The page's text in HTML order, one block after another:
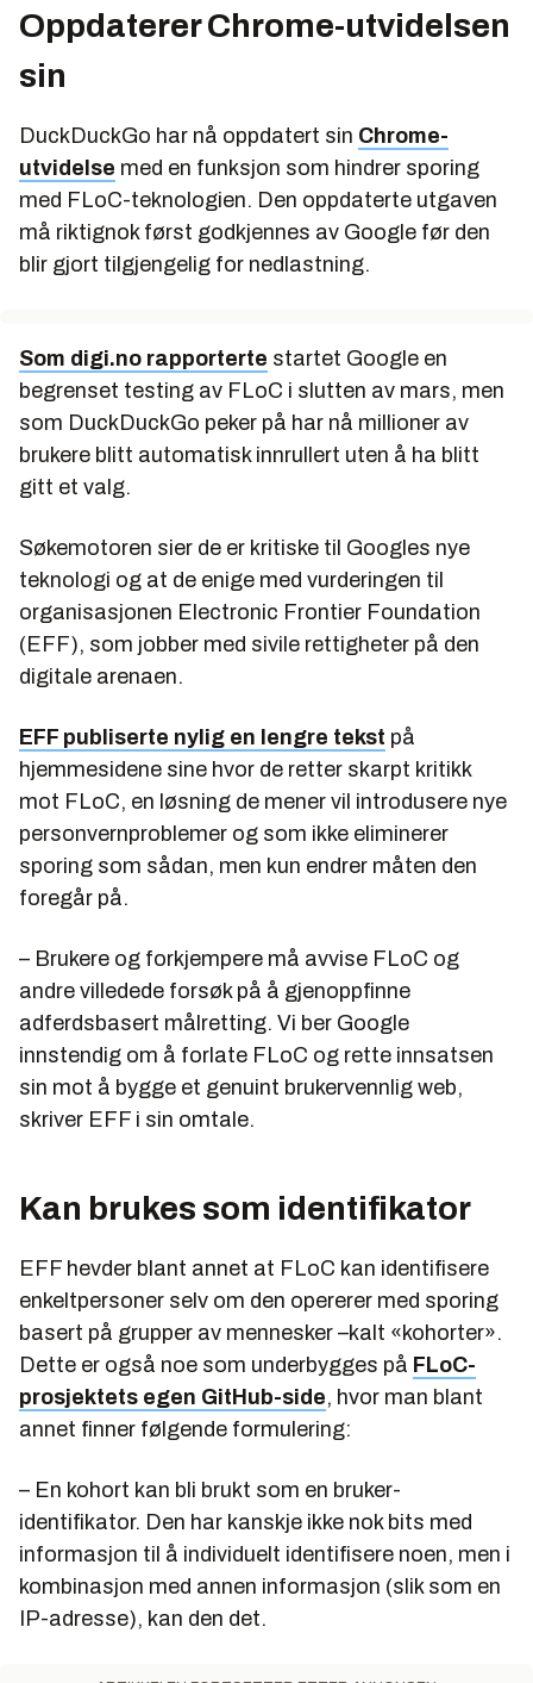
Oppdaterer Chrome-utvidelsen
sin
DuckDuckGo har nå oppdatert sin Chrome-
utvidelse med en funksjon som hindrer sporing
med FLoC-teknologien. Den oppdaterte utgaven
må riktignok først godkjennes av Google før den
blir gjort tilgjengelig for nedlastning.
Som digi.no rapporterte startet Google en
begrenset testing av FLoC i slutten av mars, men
som DuckDuckGo peker på har nå millioner av
brukere blitt automatisk innrullert uten å ha blitt
gitt et valg.
Søkemotoren sier de er kritiske til Googles nye
teknologi og at de enige med vurderingen til
organisasjonen Electronic Frontier Foundation
(EFF), som jobber med sivile rettigheter på den
digitale arenaen.
EFF publiserte nylig en lengre tekst på
hjemmesidene sine hvor de retter skarpt kritikk
mot FLoC, en løsning de mener vil introdusere nye
personvernproblemer og som ikke eliminerer
sporing som sådan, men kun endrer måten den
foregår på.
– Brukere og forkjempere må avvise FLoC og
andre villedede forsøk på å gjenoppfinne
adferdsbasert målretting. Vi ber Google
innstendig om å forlate FLoC og rette innsatsen
sin mot å bygge et genuint brukervennlig web,
skriver EFF i sin omtale.
Kan brukes som identifikator
EFF hevder blant annet at FLoC kan identifisere
enkeltpersoner selv om den opererer med sporing
basert på grupper av mennesker –kalt «kohorter».
Dette er også noe som underbygges på FLoC-
prosjektets egen GitHub-side, hvor man blant
annet finner følgende formulering:
– En kohort kan bli brukt som en bruker-
identifikator. Den har kanskje ikke nok bits med
informasjon til å individuelt identifisere noen, men i
kombinasjon med annen informasjon (slik som en
IP-adresse), kan den det.